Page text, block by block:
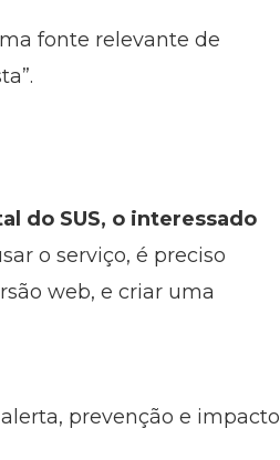
fonte relevante de
do SUS, o interessado
o serviço, é preciso
web, e criar uma
prevenção e impacto